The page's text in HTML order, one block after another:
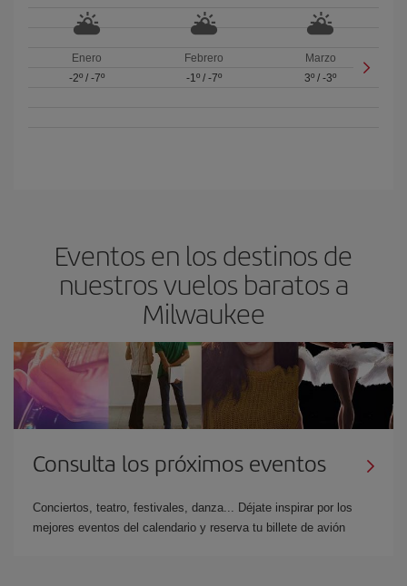
Enero
-2º/ -7º
Febrero
-1º/ -7º
Marzo
3º /-3º
Eventos en los destinos de
nuestros vuelos baratos a
Milwaukee
Consulta los próximos eventos
Conciertos, teatro, festivales, danza... Déjate inspirar por los
mejores eventos del calendario y reserva tu billete de avión